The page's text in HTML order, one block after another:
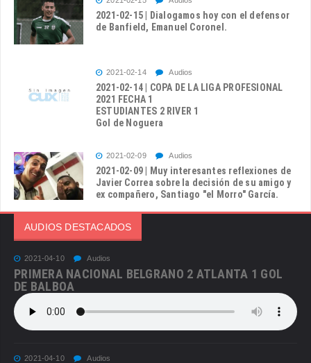
2021-02-15 | Dialogamos hoy con el defensor
de Banfield, Emanuel Coronel.
2021-02-14 Audios
2021-02-14 | COPA DE LA LIGA PROFESIONAL
2021 FECHA 1
ESTUDIANTES 2 RIVER 1
Gol de Noguera
2021-02-09 Audios
2021-02-09 | Muy interesantes reflexiones de
Javier Correa sobre la decisión de su amigo y
ex compañero, Santiago "el Morro" García.
AUDIOS DESTACADOS
2021-04-10 Audios
PRIMERA NACIONAL BELGRANO 2 ATLANTA 1 GOL
DE BALBOA
2021-04-10 Audios